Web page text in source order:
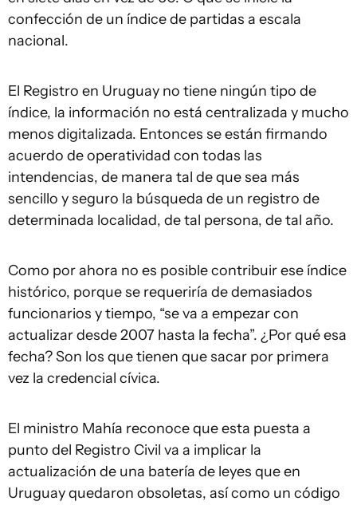
confección de un índice de partidas a escala
nacional.
El Registro en Uruguay no tiene ningún tipo de
índice, la información no está centralizada y mucho
menos digitalizada. Entonces se están firmando
acuerdo de operatividad con todas las
intendencias, de manera tal de que sea más
sencillo y seguro la búsqueda de un registro de
determinada localidad, de tal persona, de tal año.
Como por ahora no es posible contribuir ese índice
histórico, porque se requeriría de demasiados
funcionarios y tiempo, “se va a empezar con
actualizar desde 2007 hasta la fecha”. ¿Por qué esa
fecha? Son los que tienen que sacar por primera
vez la credencial cívica.
El ministro Mahía reconoce que esta puesta a
punto del Registro Civil va a implicar la
actualización de una batería de leyes que en
Uruguay quedaron obsoletas, así como un código